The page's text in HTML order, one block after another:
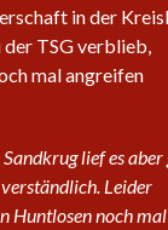
in der
TSG verblieb,
mal angreifen
lief es aber
Leider
Huntlosen noch mal